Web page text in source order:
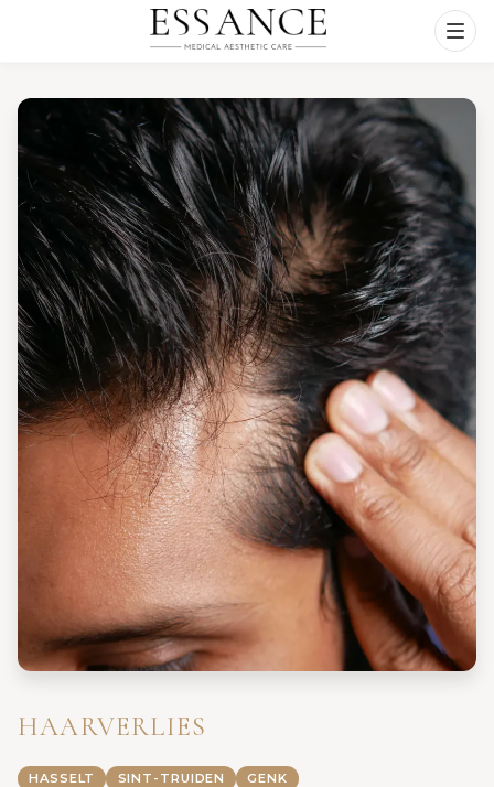
HAARVERLIES
HASSELT SINT-TRUIDEN GENK